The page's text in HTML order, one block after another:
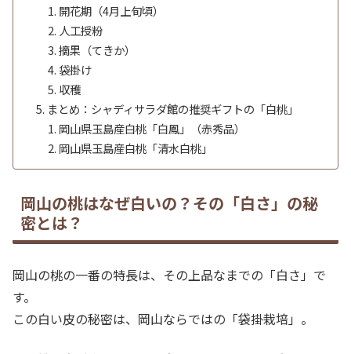
開花期（4月上旬頃）
人工授粉
摘果（てきか）
袋掛け
収穫
まとめ：シャディサラダ館の推奨ギフトの「白桃」
岡山県玉島産白桃「白鳳」（赤秀品）
岡山県玉島産白桃「清水白桃」
岡山の桃はなぜ白いの？その「白さ」の秘
密とは？
岡山の桃の一番の特長は、その上品なまでの「白さ」で
す。
この白い皮の秘密は、岡山ならではの「袋掛栽培」。